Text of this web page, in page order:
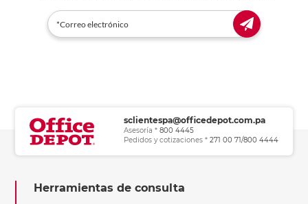
sclientespa@officedepot.com.pa
Asesoría * 800 4445
Pedidos y cotizaciones * 271 00 71/800 4444
Herramientas de consulta